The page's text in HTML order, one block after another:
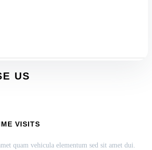
US
VISITS
quam vehicula elementum sed sit amet dui.